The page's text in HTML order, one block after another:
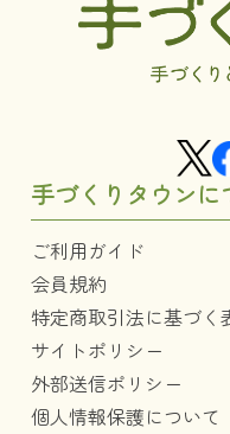
手づくりタウンに
ご利用ガイド
会員規約
特定商取引法に基づく
サイトポリシー
外部送信ポリシー
個人情報保護について